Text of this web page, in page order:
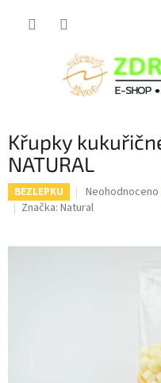
Křupky
NATURAL
BEZLEPKU
Průměrné
hodnocení
0,0
Neohodnoceno
Značka: Natural